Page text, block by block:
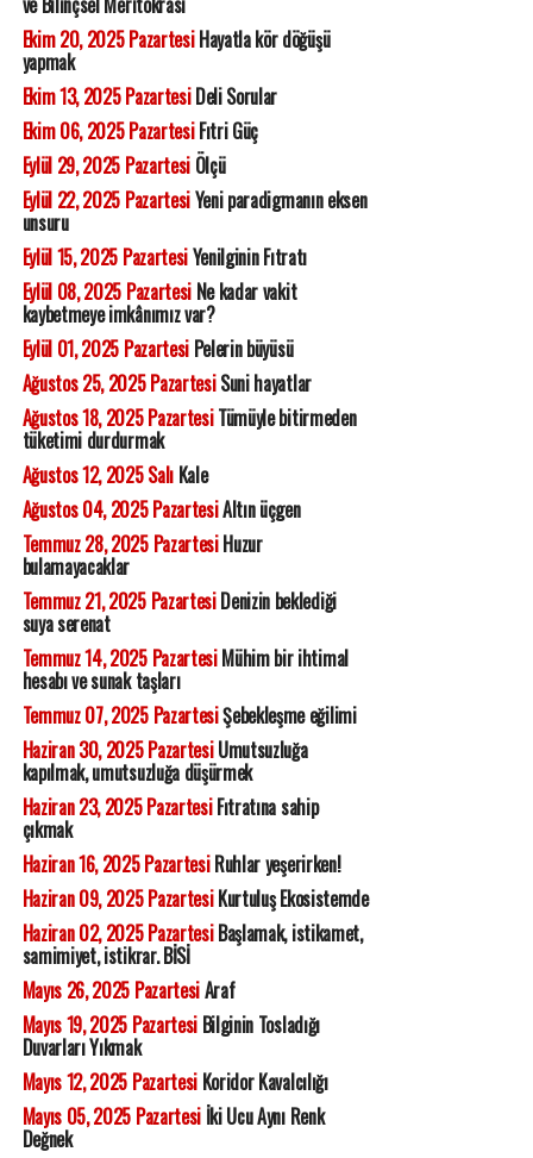
Ekim 20, 2025 PazartesiHayatla kör döğüşü
yapmak
Ekim 13, 2025 PazartesiDeli Sorular
Ekim 06, 2025 PazartesiFıtri Güç
Eylül 29, 2025 PazartesiÖlçü
Eylül 22, 2025 PazartesiYeni paradigmanın eksen
unsuru
Eylül 15, 2025 PazartesiYenilginin Fıtratı
Eylül 08, 2025 PazartesiNe kadar vakit
kaybetmeye imkânımız var?
Eylül 01, 2025 PazartesiPelerin büyüsü
Ağustos 25, 2025 PazartesiSuni hayatlar
Ağustos 18, 2025 PazartesiTümüyle bitirmeden
tüketimi durdurmak
Ağustos 12, 2025 SalıKale
Ağustos 04, 2025 PazartesiAltın üçgen
Temmuz 28, 2025 PazartesiHuzur
bulamayacaklar
Temmuz 21, 2025 PazartesiDenizin beklediği
suya serenat
Temmuz 14, 2025 PazartesiMühim bir ihtimal
hesabı ve sunak taşları
Temmuz 07, 2025 PazartesiŞebekleşme eğilimi
Haziran 30, 2025 PazartesiUmutsuzluğa
kapılmak, umutsuzluğa düşürmek
Haziran 23, 2025 PazartesiFıtratına sahip
çıkmak
Haziran 16, 2025 PazartesiRuhlar yeşerirken!
Haziran 09, 2025 PazartesiKurtuluş Ekosistemde
Haziran 02, 2025 PazartesiBaşlamak, istikamet,
samimiyet, istikrar. BİSİ
Mayıs 26, 2025 PazartesiAraf
Mayıs 19, 2025 PazartesiBilginin Tosladığı
Duvarları Yıkmak
Mayıs 12, 2025 PazartesiKoridor Kavalcılığı
Mayıs 05, 2025 Pazartesiİki Ucu Aynı Renk
Değnek